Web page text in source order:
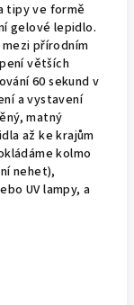
tipy ve formě
gelové lepidlo.
přírodním
větších
60 sekund v
a vystavení
matný
až ke krajům
kolmo
nehet),
UV lampy, a